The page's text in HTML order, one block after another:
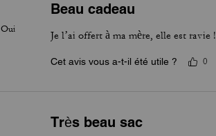
Oui
Beau cadeau
Je l’ai offert à ma mère, elle est ravie !
Cet avis vous a-t-il été utile ? 0
Très beau sac